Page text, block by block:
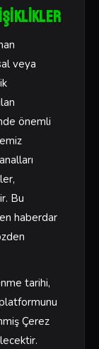
veya
önemli
Bu
haberdar
tarihi,
Çerez